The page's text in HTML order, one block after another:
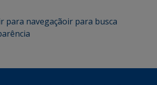
para navegaçãoir para busca